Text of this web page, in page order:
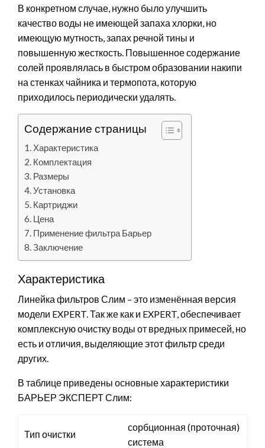
В конкретном случае, нужно было улучшить
качество воды не имеющей запаха хлорки, но
имеющую мутность, запах речной тины и
повышенную жесткость. Повышенное содержание
солей проявлялась в быстром образовании накипи
на стенках чайника и термопота, которую
приходилось периодически удалять.
Содержание страницы
Характеристика
Комплектация
Размеры
Установка
Картриджи
Цена
Применение фильтра Барьер
Заключение
Характеристика
Линейка фильтров Слим – это изменённая версия
модели EXPERT. Так же как и EXPERT, обеспечивает
комплексную очистку воды от вредных примесей, но
есть и отличия, выделяющие этот фильтр среди
других.
В таблице приведены основные характеристики
БАРЬЕР ЭКСПЕРТ Слим:
Тип очистки
сорбционная (проточная)
система